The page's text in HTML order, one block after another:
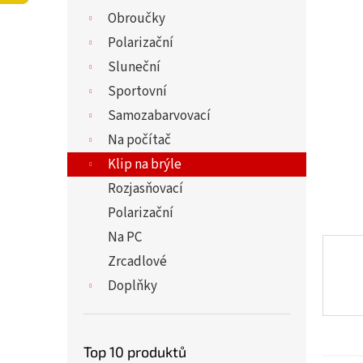
Obroučky
Polarizační
Sluneční
Sportovní
Samozabarvovací
Na počítač
Klip na brýle
Rozjasňovací
Polarizační
Na PC
Zrcadlové
Doplňky
Top 10 produktů